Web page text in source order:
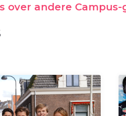
over andere